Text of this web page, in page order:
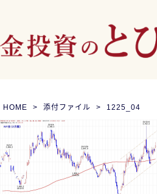
HOME 添付ファイル 1225_04